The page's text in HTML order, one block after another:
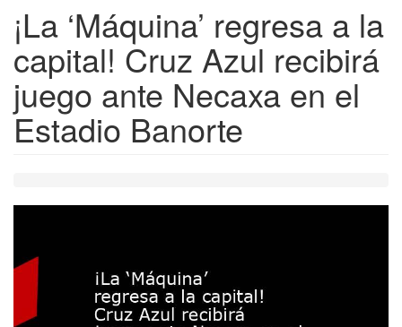
¡La ‘Máquina’ regresa a la
capital! Cruz Azul recibirá
juego ante Necaxa en el
Estadio Banorte